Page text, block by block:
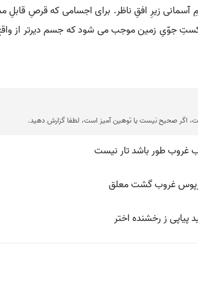
زیرِ افقِ ناظر. برای اجسامی که قرصِ
شکستِ جوّیِ زمین موجب می شود که جسم دیرتر از
اگر صحیح نیست یا توهین آمیز است، لطفا گزارش دهید.
غروب طور باشد تار نیست
غروب گشت معلق
ز رخشنده اختر